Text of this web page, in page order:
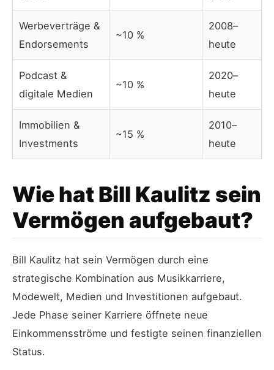
Werbeverträge &
Endorsements
~10 %
2008–
heute
Podcast &
digitale Medien
~10 %
2020–
heute
Immobilien &
Investments
~15 %
2010–
heute
Wie hat Bill Kaulitz sein
Vermögen aufgebaut?
Bill Kaulitz hat sein Vermögen durch eine
strategische Kombination aus Musikkarriere,
Modewelt, Medien und Investitionen aufgebaut.
Jede Phase seiner Karriere öffnete neue
Einkommensströme und festigte seinen finanziellen
Status.